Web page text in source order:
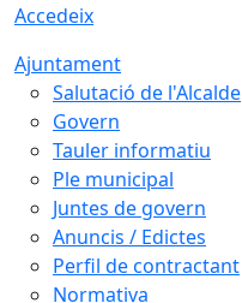
Accedeix
Ajuntament
Salutació de l'Alcalde
Govern
Tauler informatiu
Ple municipal
Juntes de govern
Anuncis / Edictes
Perfil de contractant
Normativa